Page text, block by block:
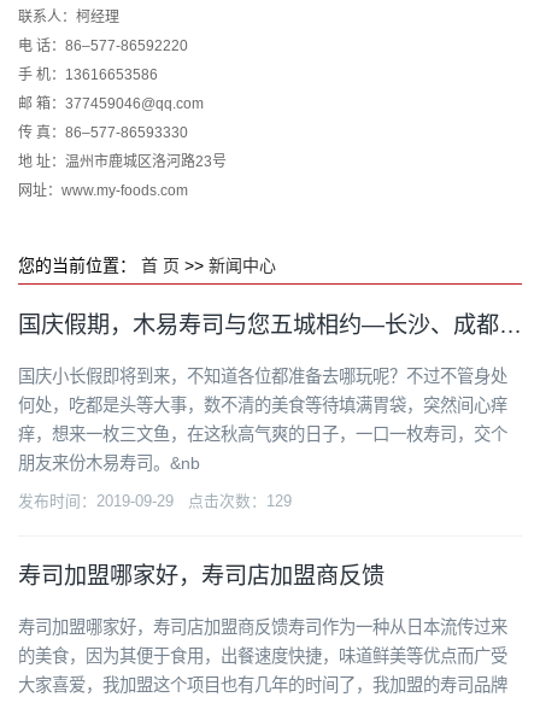
联系人：柯经理
电 话：86–577-86592220
手 机：13616653586
邮 箱：377459046@qq.com
传 真：86–577-86593330
地 址：温州市鹿城区洛河路23号
网址：www.my-foods.com
您的当前位置： 首 页 >> 新闻中心
国庆假期，木易寿司与您五城相约—长沙、成都、深圳、瑞安、丽水
国庆小长假即将到来，不知道各位都准备去哪玩呢？不过不管身处
何处，吃都是头等大事，数不清的美食等待填满胃袋，突然间心痒
痒，想来一枚三文鱼，在这秋高气爽的日子，一口一枚寿司，交个
朋友来份木易寿司。&nb
发布时间：2019-09-29 点击次数：129
寿司加盟哪家好，寿司店加盟商反馈
寿司加盟哪家好，寿司店加盟商反馈寿司作为一种从日本流传过来
的美食，因为其便于食用，出餐速度快捷，味道鲜美等优点而广受
大家喜爱，我加盟这个项目也有几年的时间了，我加盟的寿司品牌